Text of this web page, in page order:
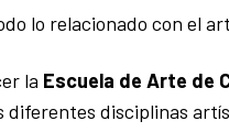
lo relacionado con el
la Escuela de Arte de
diferentes disciplinas